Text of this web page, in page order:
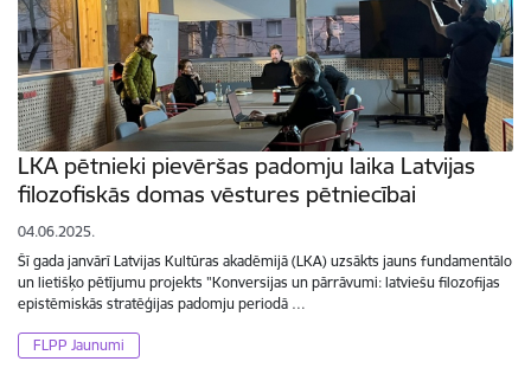
LKA pētnieki pievēršas padomju laika Latvijas
filozofiskās domas vēstures pētniecībai
04.06.2025.
Šī gada janvārī Latvijas Kultūras akadēmijā (LKA) uzsākts jauns fundamentālo
un lietišķo pētījumu projekts "Konversijas un pārrāvumi: latviešu filozofijas
epistēmiskās stratēģijas padomju periodā …
FLPP Jaunumi